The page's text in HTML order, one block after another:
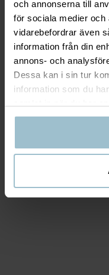
och annonserna till
för sociala medier
vidarebefordrar även
information från din
annons- och
Dessa kan i sin tur
information som du